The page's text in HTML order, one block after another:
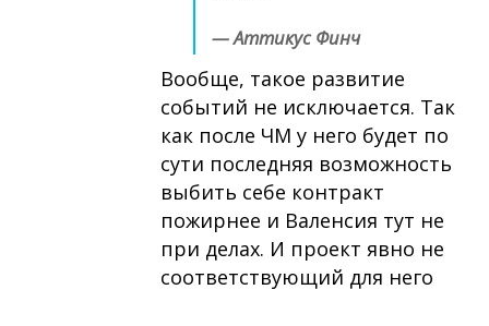
— Аттикус Финч
Вообще, такое развитие
событий не исключается. Так
как после ЧМ у него будет по
сути последняя возможность
выбить себе контракт
пожирнее и Валенсия тут не
при делах. И проект явно не
соответствующий для него